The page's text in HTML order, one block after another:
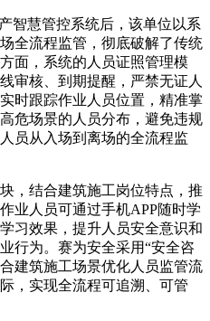
智慧管控系统后，该单位以系
全流程监管，彻底破解了传统
面，系统的人员证照管理模
审核、到期提醒，严禁无证人
时跟踪作业人员位置，精准掌
危场景的人员分布，避免违规
员从入场到离场的全流程监
，结合建筑施工岗位特点，推
业人员可通过手机APP随时学
习效果，提升人员安全意识和
行为。赛为安全采用“安全咨
建筑施工场景优化人员监管流
，实现全流程可追溯、可管